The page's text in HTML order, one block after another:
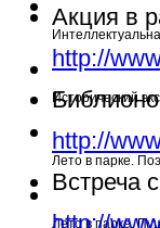
Исторический
Лето в парке.
Лето в парке.
Акция в
http://
http://
Встреча